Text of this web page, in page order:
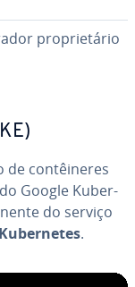
pro­pri­e­tá­rio
de con­têi­ne­res
Google Ku­ber­
do serviço
Ku­ber­ne­tes.